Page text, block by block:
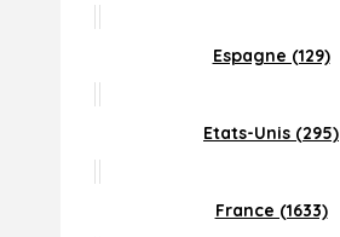
Espagne (129)
Etats-Unis (295)
France (1633)